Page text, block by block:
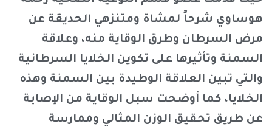
هوساوي شرحاً لمشاة ومتنزهي الحديقة عن
مرض السرطان وطرق الوقاية منه، وعلاقة
السمنة وتأثيرها على تكوين الخلايا السرطانية
والتي تبين العلاقة الوطيدة بين السمنة وهذه
الخلايا، كما أوضحت سبل الوقاية من الإصابة
عن طريق تحقيق الوزن المثالي وممارسة